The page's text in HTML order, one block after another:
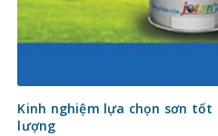
Kinh nghiệm lựa chọn sơn tốt
lượng